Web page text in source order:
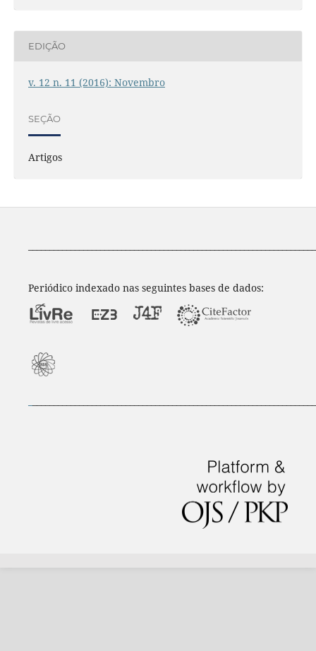
EDIÇÃO
v. 12 n. 11 (2016): Novembro
SEÇÃO
Artigos
Periódico indexado nas seguintes bases de dados: